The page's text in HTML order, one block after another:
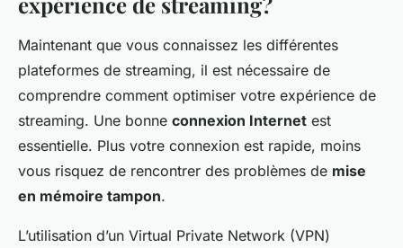
Maintenant que vous connaissez les différentes
plateformes de streaming, il est nécessaire de
comprendre comment optimiser votre expérience de
streaming. Une bonne connexion Internet est
essentielle. Plus votre connexion est rapide, moins
vous risquez de rencontrer des problèmes de mise
en mémoire tampon.
L’utilisation d’un Virtual Private Network (VPN)